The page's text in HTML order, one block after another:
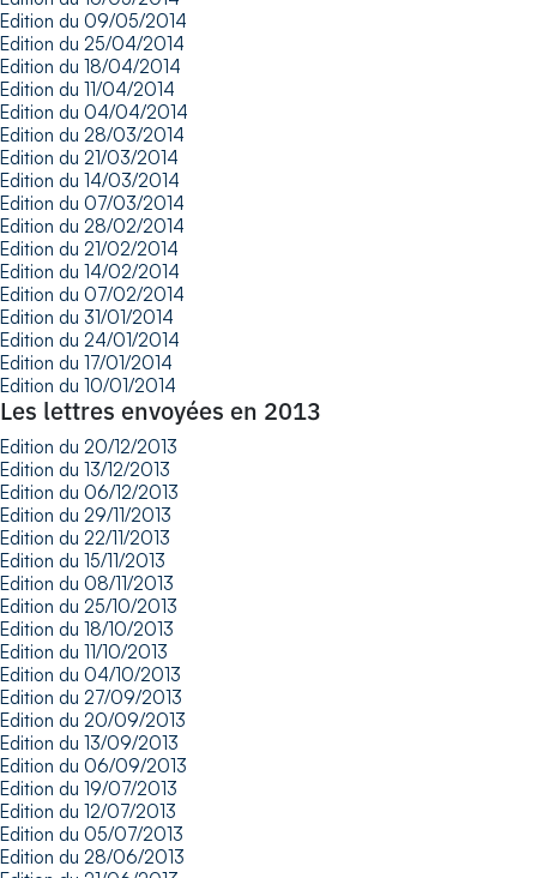
Edition du 09/05/2014
Edition du 25/04/2014
Edition du 18/04/2014
Edition du 11/04/2014
Edition du 04/04/2014
Edition du 28/03/2014
Edition du 21/03/2014
Edition du 14/03/2014
Edition du 07/03/2014
Edition du 28/02/2014
Edition du 21/02/2014
Edition du 14/02/2014
Edition du 07/02/2014
Edition du 31/01/2014
Edition du 24/01/2014
Edition du 17/01/2014
Edition du 10/01/2014
Les lettres envoyées en 2013
Edition du 20/12/2013
Edition du 13/12/2013
Edition du 06/12/2013
Edition du 29/11/2013
Edition du 22/11/2013
Edition du 15/11/2013
Edition du 08/11/2013
Edition du 25/10/2013
Edition du 18/10/2013
Edition du 11/10/2013
Edition du 04/10/2013
Edition du 27/09/2013
Edition du 20/09/2013
Edition du 13/09/2013
Edition du 06/09/2013
Edition du 19/07/2013
Edition du 12/07/2013
Edition du 05/07/2013
Edition du 28/06/2013